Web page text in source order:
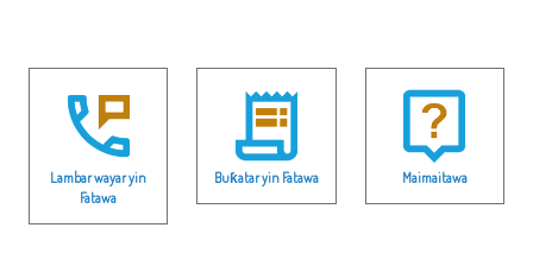
Lambar wayar yin
Fatawa
Buƙatar yin Fatawa Maimaitawa